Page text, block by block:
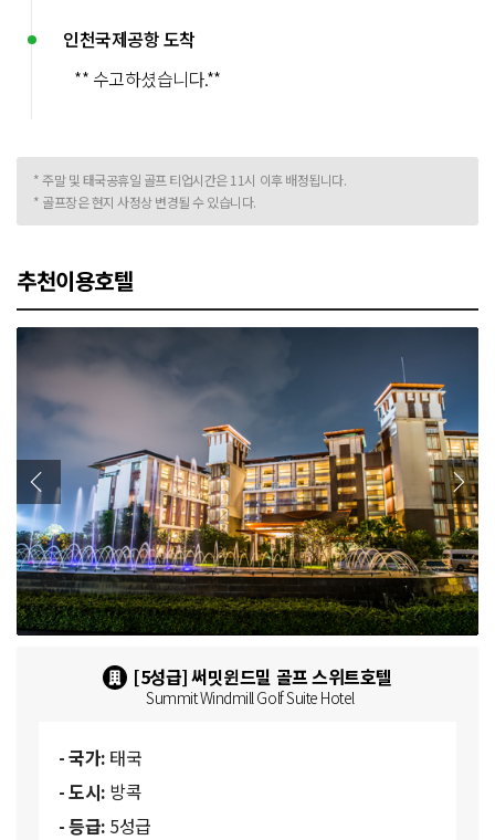
인천국제공항 도착
** 수고하셨습니다.**
* 주말 및 태국공휴일 골프 티업시간은 11시 이후 배정됩니다.
* 골프장은 현지 사정상 변경될 수 있습니다.
추천이용호텔
[5성급] 써밋윈드밀 골프 스위트호텔
Summit Windmill Golf Suite Hotel
- 국가: 태국
- 도시: 방콕
- 등급: 5성급